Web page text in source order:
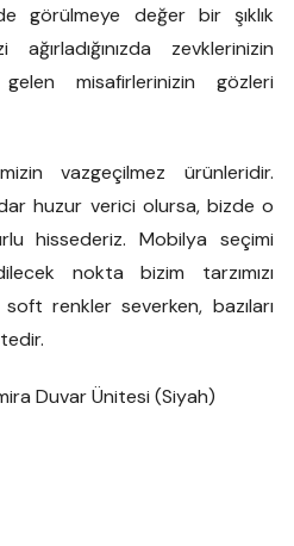
görülmeye değer bir şıklık
ağırladığınızda zevklerinizin
gelen misafirlerinizin gözleri
vazgeçilmez ürünleridir.
huzur verici olursa, bizde o
hissederiz. Mobilya seçimi
nokta bizim tarzımızı
soft renkler severken, bazıları
Duvar Ünitesi (Siyah)